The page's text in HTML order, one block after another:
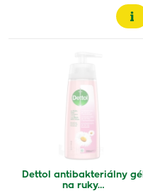
Dettol antibakteriálny gél
na ruky…